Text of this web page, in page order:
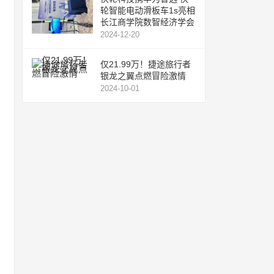
轮智能电动滑板车1s亮相
长江商学院数智经济学会
2024-12-20
仅21.99万！捷途旅行者
银龙之翼点燃冒险激情
2024-10-01